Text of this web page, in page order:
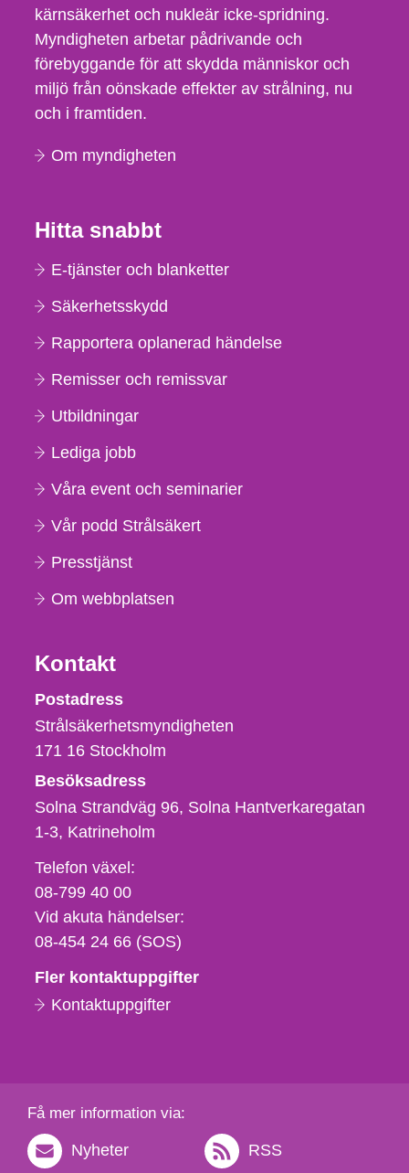
kärnsäkerhet och nukleär icke-spridning.
Myndigheten arbetar pådrivande och
förebyggande för att skydda människor och
miljö från oönskade effekter av strålning, nu
och i framtiden.
Om myndigheten
Hitta snabbt
E-tjänster och blanketter
Säkerhetsskydd
Rapportera oplanerad händelse
Remisser och remissvar
Utbildningar
Lediga jobb
Våra event och seminarier
Vår podd Strålsäkert
Presstjänst
Om webbplatsen
Kontakt
Strålsäkerhetsmyndigheten
Postadress
Strålsäkerhetsmyndigheten
171 16 Stockholm
Besöksadress
Solna Strandväg 96, Solna Hantverkaregatan
1-3 Katrineholm
Telefon,
fax
och
e-
Telefon växel:
08-799 40 00
Vid akuta händelser:
08-454 24 66 (SOS)
Fler kontaktuppgifter
Kontaktuppgifter
Få mer information via:
Nyheter RSS